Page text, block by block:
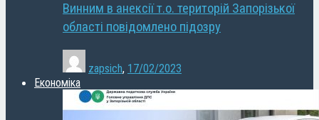
Винним в анексії т.о. територій Запорізької
області повідомлено підозру
zapsich, 17/02/2023
Економіка